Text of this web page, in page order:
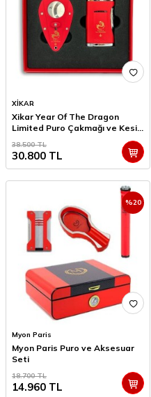
XİKAR
Xikar Year Of The Dragon
Limited Puro Çakmağı ve Kesici
38.500TL
30.800 TL
%20
Myon Paris
Myon Paris Puro ve Aksesuar
Seti
18.700TL
14.960 TL